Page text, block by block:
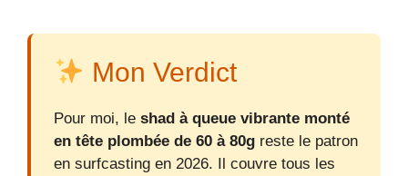
Mon Verdict
Pour moi, le shad à queue vibrante monté
en tête plombée de 60 à 80g reste le patron
en surfcasting en 2026. Il couvre tous les